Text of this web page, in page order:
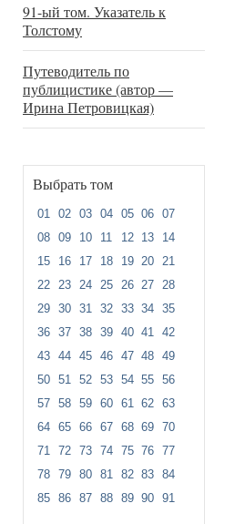
91-ый том. Указатель к
Толстому
Путеводитель по
публицистике (автор —
Ирина Петровицкая)
Выбрать том
01 02 03 04 05 06
07
08 09 10 11 12 13
14
15
16 17 18 19 20
21
22
23 24 25 26 27
28
29 30 31 32 33 34
35
36 37 38 39 40 41
42
43 44 45 46 47 48
49
50 51 52 53 54 55
56
57 58 59 60 61 62
63
64 65 66 67 68 69
70
71
72 73 74 75 76
77
78 79 80 81 82 83
84
85 86 87 88 89 90 91